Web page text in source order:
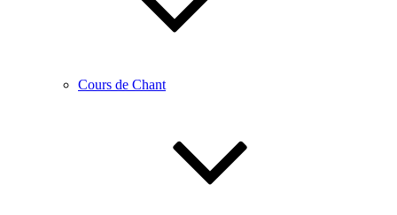
Cours de Chant